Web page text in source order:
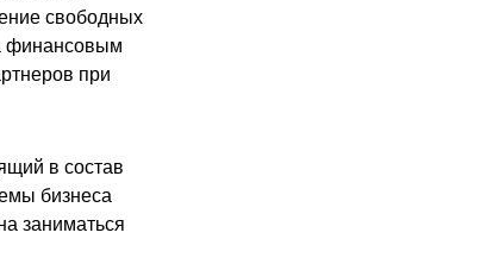
свободных
финансовым
при
в состав
бизнеса
заниматься